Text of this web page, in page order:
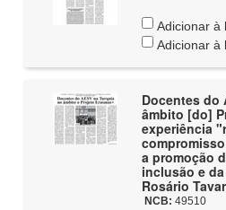
Adicionar à
Adicionar à
Docentes do
âmbito [do]
experiência
a promoção
inclusão e
Rosário
NCB: 49510